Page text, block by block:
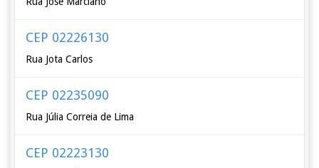
CEP 02226130
Rua Jota Carlos
CEP 02235090
Rua Júlia Correia de Lima
CEP 02223130